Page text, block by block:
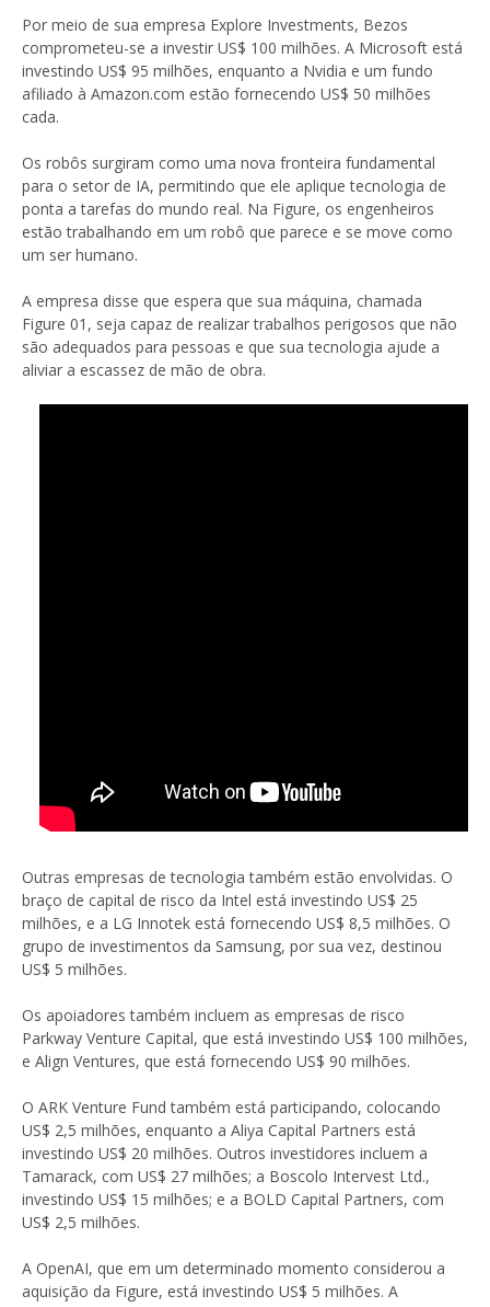
Por meio de sua empresa Explore Investments, Bezos
comprometeu-se a investir US$ 100 milhões. A Microsoft está
investindo US$ 95 milhões, enquanto a Nvidia e um fundo
afiliado à Amazon.com estão fornecendo US$ 50 milhões
cada.
Os robôs surgiram como uma nova fronteira fundamental
para o setor de IA, permitindo que ele aplique tecnologia de
ponta a tarefas do mundo real. Na Figure, os engenheiros
estão trabalhando em um robô que parece e se move como
um ser humano.
A empresa disse que espera que sua máquina, chamada
Figure 01, seja capaz de realizar trabalhos perigosos que não
são adequados para pessoas e que sua tecnologia ajude a
aliviar a escassez de mão de obra.
Outras empresas de tecnologia também estão envolvidas. O
braço de capital de risco da Intel está investindo US$ 25
milhões, e a LG Innotek está fornecendo US$ 8,5 milhões. O
grupo de investimentos da Samsung, por sua vez, destinou
US$ 5 milhões.
Os apoiadores também incluem as empresas de risco
Parkway Venture Capital, que está investindo US$ 100 milhões,
e Align Ventures, que está fornecendo US$ 90 milhões.
O ARK Venture Fund também está participando, colocando
US$ 2,5 milhões, enquanto a Aliya Capital Partners está
investindo US$ 20 milhões. Outros investidores incluem a
Tamarack, com US$ 27 milhões; a Boscolo Intervest Ltd.,
investindo US$ 15 milhões; e a BOLD Capital Partners, com
US$ 2,5 milhões.
A OpenAI, que em um determinado momento considerou a
aquisição da Figure, está investindo US$ 5 milhões. A